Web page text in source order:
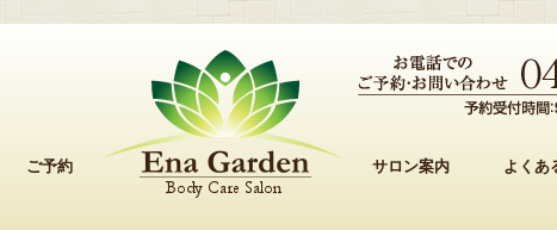
ご予約 サロン案内 よくあ